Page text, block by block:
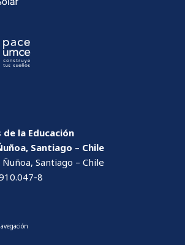
la Educación
Santiago – Chile
Santiago – Chile
8